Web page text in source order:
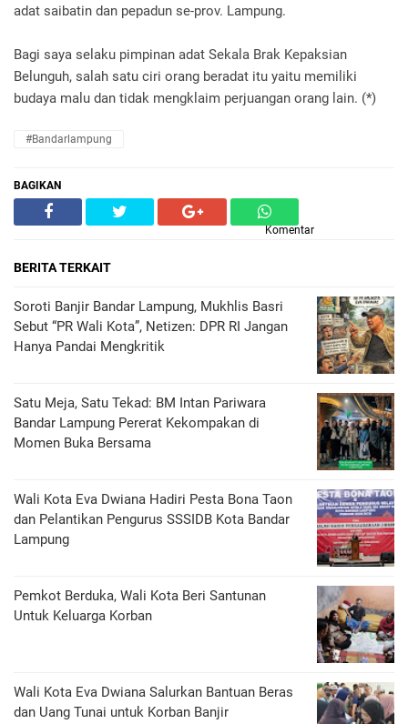
adat saibatin dan pepadun se-prov. Lampung.
Bagi saya selaku pimpinan adat Sekala Brak Kepaksian
Belunguh, salah satu ciri orang beradat itu yaitu memiliki
budaya malu dan tidak mengklaim perjuangan orang lain. (*)
#Bandarlampung
BAGIKAN
Komentar
BERITA TERKAIT
Soroti Banjir Bandar Lampung, Mukhlis Basri
Sebut “PR Wali Kota”, Netizen: DPR RI Jangan
Hanya Pandai Mengkritik
Satu Meja, Satu Tekad: BM Intan Pariwara
Bandar Lampung Pererat Kekompakan di
Momen Buka Bersama
Wali Kota Eva Dwiana Hadiri Pesta Bona Taon
dan Pelantikan Pengurus SSSIDB Kota Bandar
Lampung
Pemkot Berduka, Wali Kota Beri Santunan
Untuk Keluarga Korban
Wali Kota Eva Dwiana Salurkan Bantuan Beras
dan Uang Tunai untuk Korban Banjir